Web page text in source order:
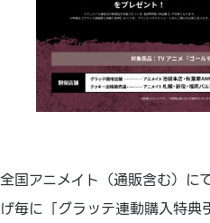
全国アニメイト（通販含む）に
げ毎に「グラッテ連動購入特典